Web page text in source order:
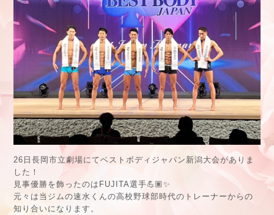
26日長岡市立劇場にてベストボディジャパン新潟大会がありま
した！
見事優勝を飾ったのはFUJITA選手💪🏽✨
元々は当ジムの速水くんの高校野球部時代のトレーナーからの
知り合いになります。